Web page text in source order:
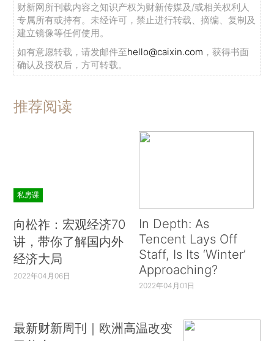
财新网所刊载内容之知识产权为财新传媒及/或相关权利人
专属所有或持有。未经许可，禁止进行转载、摘编、复制及
建立镜像等任何使用。
如有意愿转载，请发邮件至hello@caixin.com ，获得书面
确认及授权后，方可转载。
推荐阅读
私房课
向松祚：宏观经济70
讲，带你了解国内外
经济大局
2022年04月06日
In Depth: As
Tencent Lays Off
Staff, Is Its ‘Winter’
Approaching?
2022年04月01日
最新财新周刊｜欧洲高温改变